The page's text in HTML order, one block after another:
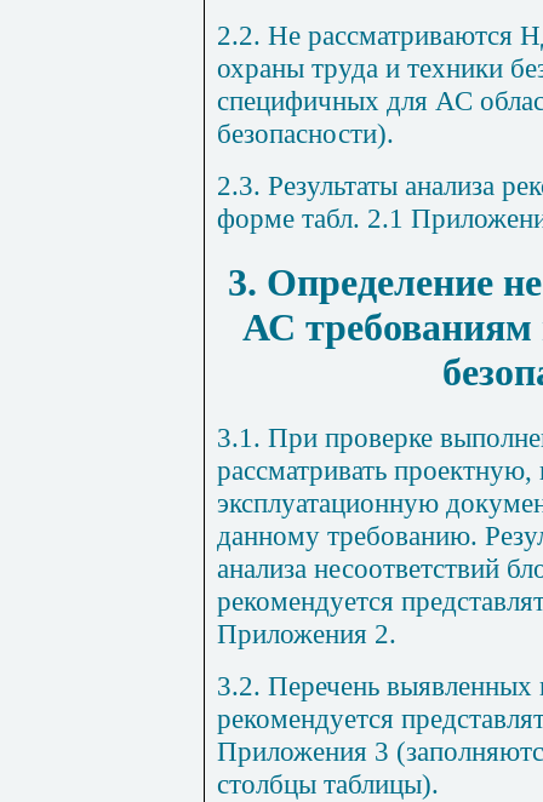
2.2. Не рассматриваются
охраны труда и техники
специфичных для АС
безопасности).
2.3. Результаты анализа
форме табл. 2.1
3. Определение
АС
3.1. При проверке
рассматривать
эксплуатационную
данному требованию.
анализа несоответствий
рекомендуется
Приложения 2.
3.2. Перечень выявленных
рекомендуется
Приложения 3
столбцы таблицы).